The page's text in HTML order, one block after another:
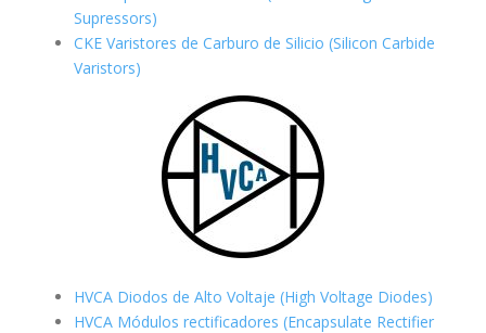
Supressors)
CKE Varistores de Carburo de Silicio (Silicon Carbide
Varistors)
HVCA Diodos de Alto Voltaje (High Voltage Diodes)
HVCA Módulos rectificadores (Encapsulate Rectifier